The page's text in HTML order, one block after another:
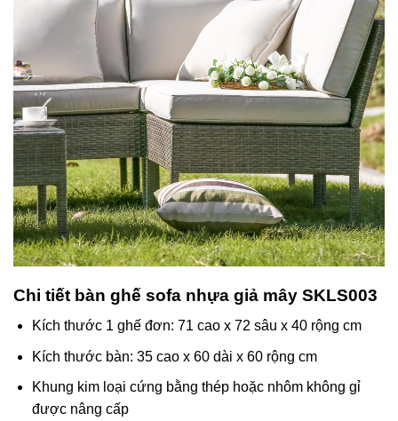
Chi tiết bàn ghế sofa nhựa giả mây SKLS003
Kích thước 1 ghế đơn: 71 cao x 72 sâu x 40 rộng cm
Kích thước bàn: 35 cao x 60 dài x 60 rộng cm
Khung kim loại cứng bằng thép hoặc nhôm không gỉ
được nâng cấp